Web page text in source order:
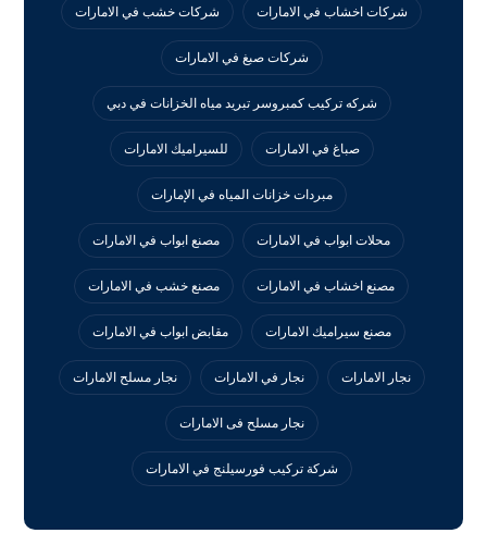
شركات اخشاب في الامارات شركات خشب في الامارات
شركات صبغ في الامارات
شركه تركيب كمبروسر تبريد مياه الخزانات في دبي
صباغ في الامارات للسيراميك الامارات
مبردات خزانات المياه في الإمارات
محلات ابواب في الامارات مصنع ابواب في الامارات
مصنع اخشاب في الامارات مصنع خشب في الامارات
مصنع سيراميك الامارات مقابض ابواب في الامارات
نجار الامارات نجار في الامارات نجار مسلح الامارات
نجار مسلح فى الامارات
‏شركة تركيب فورسيلنج في الامارات